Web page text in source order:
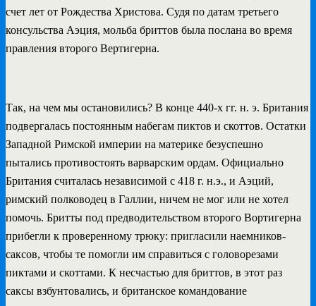
счет лет от Рождества Христова. Судя по датам третьего
консульства Аэция, мольба бриттов была послана во время
правления второго Вертигерна.
Так, на чем мы остановились? В конце 440-х гг. н. э. Британия
подвергалась постоянным набегам пиктов и скоттов. Остатки
Западной Римской империи на материке безуспешно
пытались противостоять варварским ордам. Официально
Британия считалась независимой с 418 г. н.э., и Аэций,
римский полководец в Галлии, ничем не мог или не хотел
помочь. Бритты под предводительством второго Вортигерна
прибегли к проверенному трюку: пригласили наемников-
саксов, чтобы те помогли им справиться с головорезами
пиктами и скоттами. К несчастью для бриттов, в этот раз
саксы взбунтовались, и британское командование